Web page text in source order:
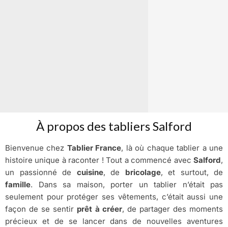
À propos des tabliers Salford
Bienvenue chez Tablier France, là où chaque tablier a une
histoire unique à raconter ! Tout a commencé avec Salford,
un passionné de cuisine, de bricolage, et surtout, de
famille. Dans sa maison, porter un tablier n’était pas
seulement pour protéger ses vêtements, c’était aussi une
façon de se sentir prêt à créer, de partager des moments
précieux et de se lancer dans de nouvelles aventures